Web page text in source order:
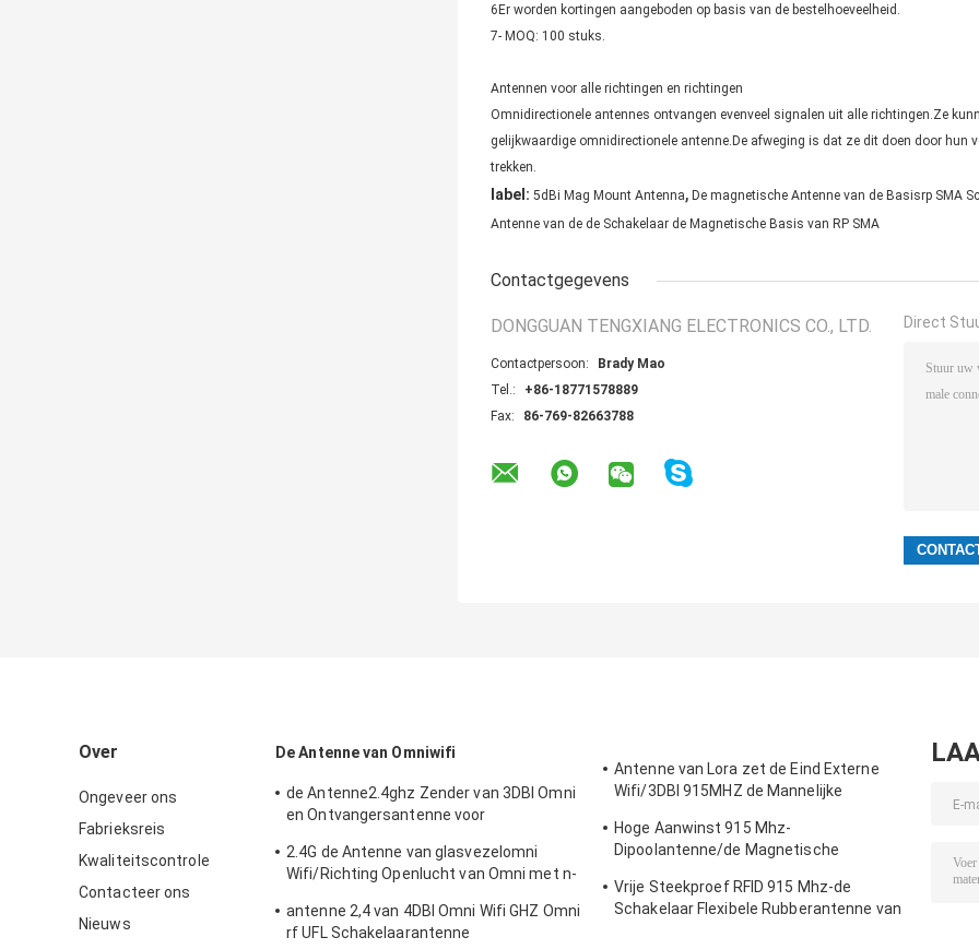
6Er worden kortingen aangeboden op basis van de bestelhoeveelheid.
7- MOQ: 100 stuks.
Antennen voor alle richtingen en richtingen
Omnidirectionele antennes ontvangen evenveel signalen uit alle richtingen.Ze
gelijkwaardige omnidirectionele antenne.De afweging is dat ze dit doen door hun
trekken.
label: 5dBi Mag Mount Antenna, De magnetische Antenne van de Basisrp SMA
Antenne van de de Schakelaar de Magnetische Basis van RP SMA
Contactgegevens
DONGGUAN TENGXIANG ELECTRONICS CO., LTD.
Contactpersoon:
Brady Mao
Tel.:
+86-18771578889
Fax:
86-769-82663788
Direct
Over
Ongeveer ons
Fabrieksreis
Kwaliteitscontrole
Contacteer ons
Nieuws
De Antenne van Omniwifi
de Antenne2.4ghz Zender van 3DBI Omni
en Ontvangersantenne voor
2.4G de Antenne van glasvezelomni
Wifi/Richting Openlucht van Omni met n-
antenne 2,4 van 4DBI Omni Wifi GHZ Omni
rf UFL Schakelaarantenne
Antenne van Lora zet de Eind Externe
Wifi/3DBI 915MHZ de Mannelijke
Hoge Aanwinst 915 Mhz-
Dipoolantenne/de Magnetische
Vrije Steekproef RFID 915 Mhz-de
Schakelaar Flexibele Rubberantenne van